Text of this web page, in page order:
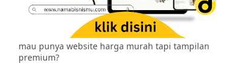
mau punya website harga murah tapi tampilan
premium?